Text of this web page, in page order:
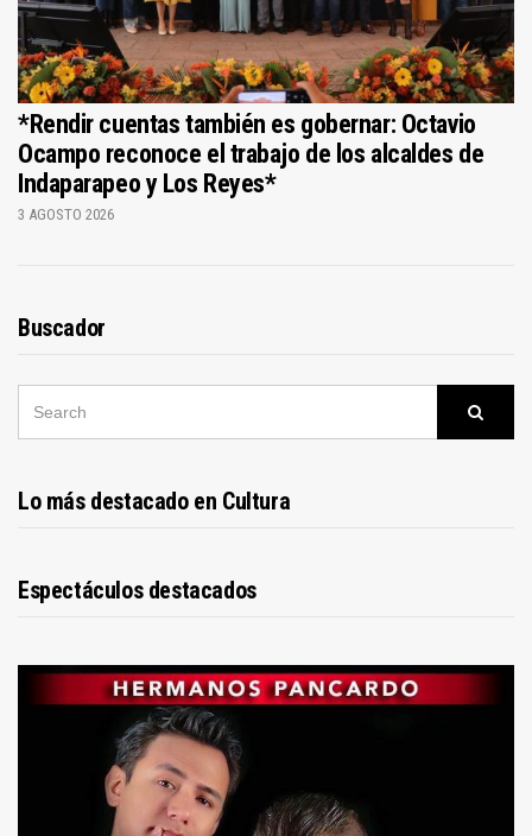
*Rendir cuentas también es gobernar: Octavio
Ocampo reconoce el trabajo de los alcaldes de
Indaparapeo y Los Reyes*
3 AGOSTO 2026
Buscador
Lo más destacado en Cultura
Espectáculos destacados